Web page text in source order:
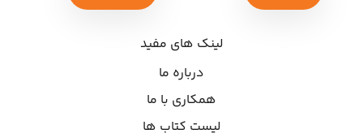
لینک های مفید
درباره ما
همکاری با ما
لیست کتاب ها